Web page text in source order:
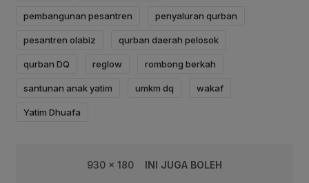
pembangunan pesantren penyaluran qurban
pesantren olabiz qurban daerah pelosok
qurban DQ reglow rombong berkah
santunan anak yatim umkm dq wakaf
Yatim Dhuafa
930 x 180 INI JUGA BOLEH